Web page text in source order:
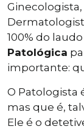
Ginecologista,
100% do
Patológica
importante:
O Patologista
mas que é,
Ele é o